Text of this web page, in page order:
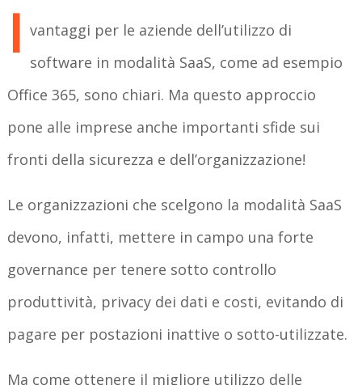
I vantaggi per le aziende dell’utilizzo di
software in modalità SaaS, come ad esempio
Office 365, sono chiari. Ma questo approccio
pone alle imprese anche importanti sfide sui
fronti della sicurezza e dell’organizzazione!
Le organizzazioni che scelgono la modalità SaaS
devono, infatti, mettere in campo una forte
governance per tenere sotto controllo
produttività, privacy dei dati e costi, evitando di
pagare per postazioni inattive o sotto-utilizzate.
Ma come ottenere il migliore utilizzo delle